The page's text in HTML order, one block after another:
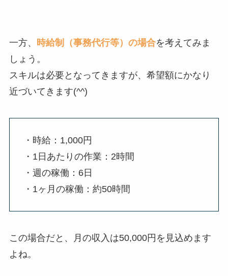
一方、 時給制（事務代行等）の場合を考えてみま
しょう。
スキルは必要となってきますが、希望額にかなり
近づいてきます(^^)
・時給：1,000円
・1日あたりの作業：2時間
・週の稼働：6日
・1ヶ月の稼働：約50時間
この場合だと、月の収入は50,000円を見込めます
よね。